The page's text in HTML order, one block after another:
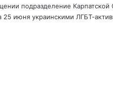
подразделение
25 июня украинскими ЛГБТ-